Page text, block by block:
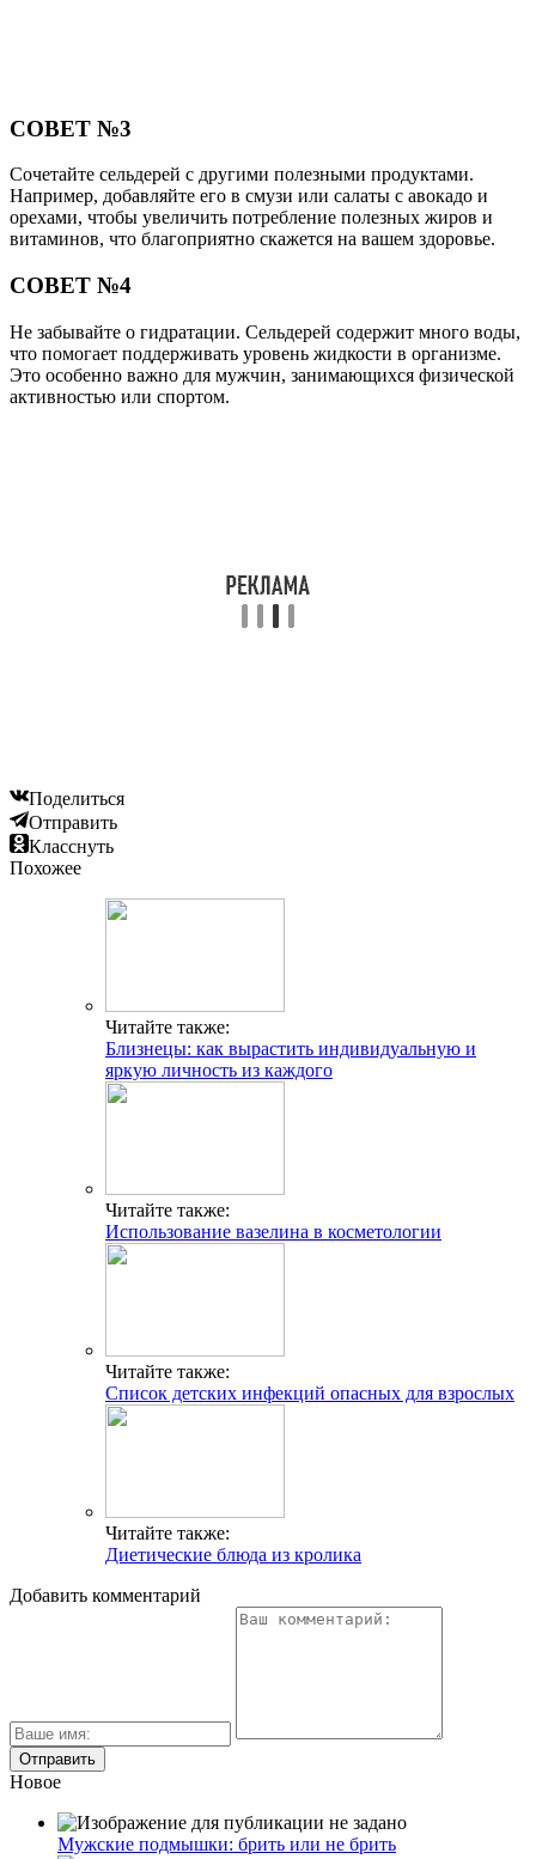
СОВЕТ №3
Сочетайте сельдерей с другими полезными продуктами.
Например, добавляйте его в смузи или салаты с авокадо и
орехами, чтобы увеличить потребление полезных жиров и
витаминов, что благоприятно скажется на вашем здоровье.
СОВЕТ №4
Не забывайте о гидратации. Сельдерей содержит много воды,
что помогает поддерживать уровень жидкости в организме.
Это особенно важно для мужчин, занимающихся физической
активностью или спортом.
Поделиться
Отправить
Класснуть
Похожее
Читайте также:
Близнецы: как вырастить индивидуальную и
яркую личность из каждого
Читайте также:
Использование вазелина в косметологии
Читайте также:
Список детских инфекций опасных для взрослых
Читайте также:
Диетические блюда из кролика
Добавить комментарий
Новое
Мужские подмышки: брить или не брить